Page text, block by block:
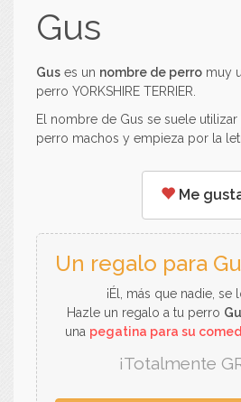
Gus
Gus es un nombre de perro muy
perro YORKSHIRE TERRIER.
El nombre de Gus se suele utilizar
perro machos y empieza por la
Me
Un regalo para
¡Él, más que nadie, se
Hazle un regalo a tu perro
una pegatina para su
¡Totalmente